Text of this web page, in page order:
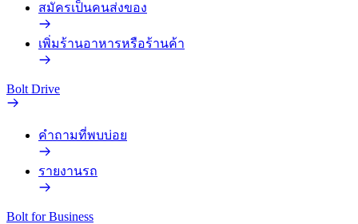
สมัครเป็นคนส่งของ
เพิ่มร้านอาหารหรือร้านค้า
Bolt Drive
คำถามที่พบบ่อย
รายงานรถ
Bolt for Business